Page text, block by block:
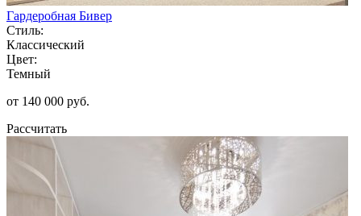
Гардеробная Бивер
Стиль:
Классический
Цвет:
Темный
от 140 000 руб.
Рассчитать